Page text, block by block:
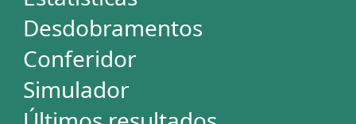
Mega-Sena
Lotofácil
Quina
+Milionária